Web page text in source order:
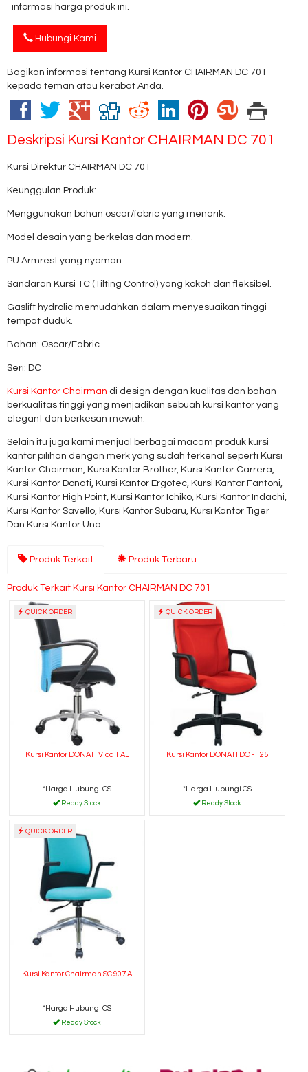
informasi harga produk ini.
Hubungi Kami
Bagikan informasi tentang Kursi Kantor CHAIRMAN DC 701
kepada teman atau kerabat Anda.
Deskripsi Kursi Kantor CHAIRMAN DC 701
Kursi Direktur CHAIRMAN DC 701
Keunggulan Produk:
Menggunakan bahan oscar/fabric yang menarik.
Model desain yang berkelas dan modern.
PU Armrest yang nyaman.
Sandaran Kursi TC (Tilting Control) yang kokoh dan fleksibel.
Gaslift hydrolic memudahkan dalam menyesuaikan tinggi
tempat duduk.
Bahan: Oscar/Fabric
Seri: DC
Kursi Kantor Chairman di design dengan kualitas dan bahan
berkualitas tinggi yang menjadikan sebuah kursi kantor yang
elegant dan berkesan mewah.
Selain itu juga kami menjual berbagai macam produk kursi
kantor pilihan dengan merk yang sudah terkenal seperti Kursi
Kantor Chairman, Kursi Kantor Brother, Kursi Kantor Carrera,
Kursi Kantor Donati, Kursi Kantor Ergotec, Kursi Kantor Fantoni,
Kursi Kantor High Point, Kursi Kantor Ichiko, Kursi Kantor Indachi,
Kursi Kantor Savello, Kursi Kantor Subaru, Kursi Kantor Tiger
Dan Kursi Kantor Uno.
Produk Terkait Produk Terbaru
Produk Terkait Kursi Kantor CHAIRMAN DC 701
QUICK ORDER
Kursi Kantor DONATI Vicc 1 AL
*Harga Hubungi CS
Ready Stock
QUICK ORDER
Kursi Kantor DONATI DO - 125
*Harga Hubungi CS
Ready Stock
QUICK ORDER
Kursi Kantor Chairman SC 907 A
*Harga Hubungi CS
Ready Stock